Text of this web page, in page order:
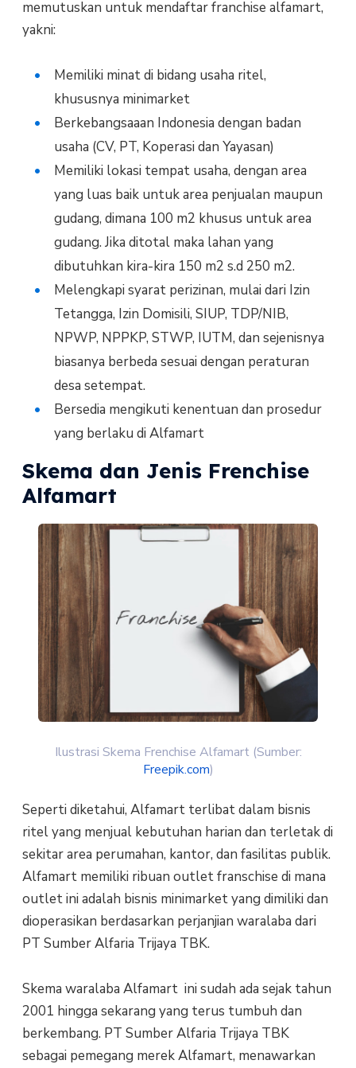
memutuskan untuk mendaftar franchise alfamart,
yakni:
Memiliki minat di bidang usaha ritel,
khususnya minimarket
Berkebangsaaan Indonesia dengan badan
usaha (CV, PT, Koperasi dan Yayasan)
Memiliki lokasi tempat usaha, dengan area
yang luas baik untuk area penjualan maupun
gudang, dimana 100 m2 khusus untuk area
gudang. Jika ditotal maka lahan yang
dibutuhkan kira-kira 150 m2 s.d 250 m2.
Melengkapi syarat perizinan, mulai dari Izin
Tetangga, Izin Domisili, SIUP, TDP/NIB,
NPWP, NPPKP, STWP, IUTM, dan sejenisnya
biasanya berbeda sesuai dengan peraturan
desa setempat.
Bersedia mengikuti kenentuan dan prosedur
yang berlaku di Alfamart
Skema dan Jenis Frenchise
Alfamart
Ilustrasi Skema Frenchise Alfamart (Sumber:
Freepik.com)
Seperti diketahui, Alfamart terlibat dalam bisnis
ritel yang menjual kebutuhan harian dan terletak di
sekitar area perumahan, kantor, dan fasilitas publik.
Alfamart memiliki ribuan outlet franschise di mana
outlet ini adalah bisnis minimarket yang dimiliki dan
dioperasikan berdasarkan perjanjian waralaba dari
PT Sumber Alfaria Trijaya TBK.
Skema waralaba Alfamart ini sudah ada sejak tahun
2001 hingga sekarang yang terus tumbuh dan
berkembang. PT Sumber Alfaria Trijaya TBK
sebagai pemegang merek Alfamart, menawarkan